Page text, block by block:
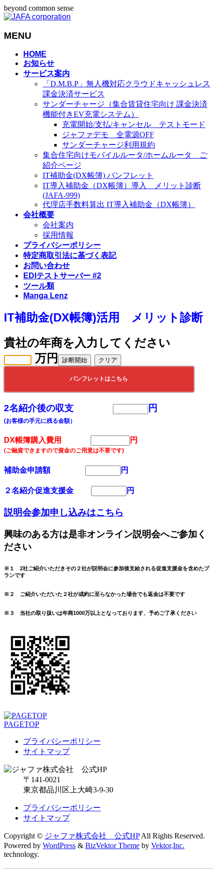
beyond common sense
MENU
HOME
お知らせ
サービス案内
「D.M.B.P」無人機対応クラウドキャッシュレス
課金決済サービス
サンダーチャージ（集合賃貸住宅向け 課金決済
機能付きEV充電システム）
充電開始/支払/キャンセル テストモード
ジャファデモ 全電源OFF
サンダーチャージ利用規約
集合住宅向けモバイルルータ/ホームルータ ご
紹介ページ
IT補助金(DX帳簿) パンフレット
IT導入補助金（DX帳簿）導入 メリット診断
(JAFA-999)
代理店手数料算出 IT導入補助金（DX帳簿）
会社概要
会社案内
採用情報
プライバシーポリシー
特定商取引法に基づく表記
お問い合わせ
EDIテストサーバー #2
ツール類
Manga Lenz
IT補助金(DX帳簿)活用 メリット診断
貴社の年商を入力してください
万円
パンフレットはこちら
2名紹介後の収支 円
(お客様の手元に残る金額）
DX帳簿購入費用 円
(ご融資できますので資金のご用意は不要です)
補助金申請額 円
２名紹介促進支援金 円
説明会参加申し込みはこちら
興味のある方は是非オンライン説明会へご参加く
ださい
※１ 2社ご紹介いただきその２社が説明会に参加後支給される促進支援金を含めたプ
ランです
※２ ご紹介いただいた２社が成約に至らなかった場合でも返金は不要です
※３ 当社の取り扱いは年商1000万以上となっております、予めご了承ください
PAGETOP
プライバシーポリシー
サイトマップ
〒141-0021
東京都品川区上大崎3-9-30
プライバシーポリシー
サイトマップ
Copyright © ジャファ株式会社 公式HPAll Rights Reserved.
Powered by WordPress & BizVektor Theme by Vektor,Inc.
technology.